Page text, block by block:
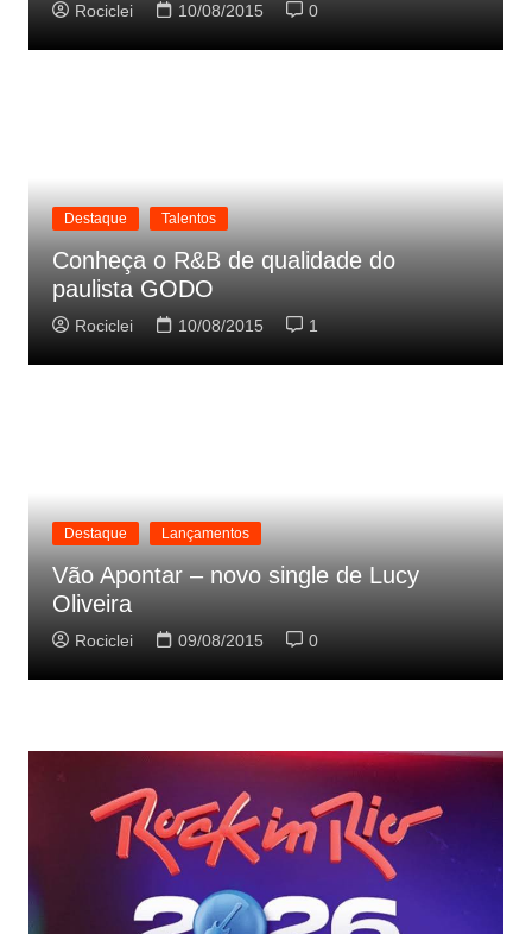
Rociclei 10/08/2015 0
Destaque Talentos
Conheça o R&B de qualidade do
paulista GODO
Rociclei 10/08/2015 1
Destaque Lançamentos
Vão Apontar – novo single de Lucy
Oliveira
Rociclei 09/08/2015 0